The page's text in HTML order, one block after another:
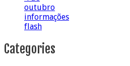
outubro
informações
flash
Categories